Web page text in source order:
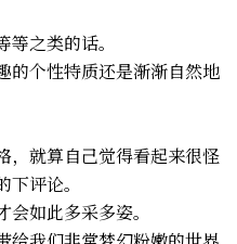
之类的话。
的个性特质还是渐渐自然地
，就算自己觉得看起来很怪
评论。
如此多采多姿。